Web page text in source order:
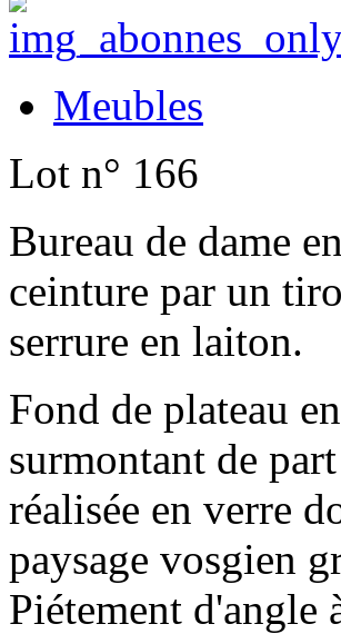
Meubles
Lot n° 166
Bureau de dame
ceinture par un
serrure en laiton.
Fond de plateau
surmontant de
réalisée en verre
paysage vosgien
Piétement d'angle